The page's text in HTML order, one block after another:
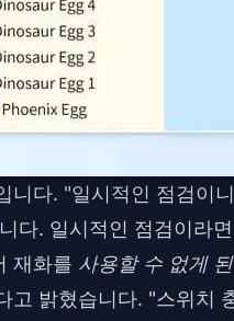
니다. "일시적인 점검이
다. 일시적인 점검이라
재화를 사용할 수 없게
고 밝혔습니다. "스위치